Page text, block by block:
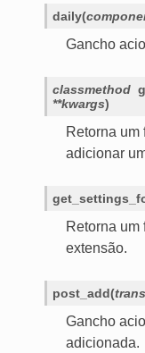
daily(
Gancho
classmethod
**kwargs)
Retorna um
adicionar
Retorna um
extensão.
post_add(
Gancho
adicionada.